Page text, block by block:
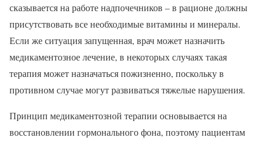
сказывается на работе надпочечников – в рационе должны
присутствовать все необходимые витамины и минералы.
Если же ситуация запущенная, врач может назначить
медикаментозное лечение, в некоторых случаях такая
терапия может назначаться пожизненно, поскольку в
противном случае могут развиваться тяжелые нарушения.
Принцип медикаментозной терапии основывается на
восстановлении гормонального фона, поэтому пациентам